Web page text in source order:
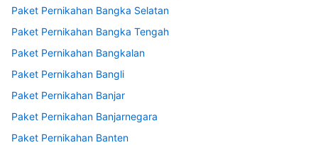
Paket Pernikahan Bangka Selatan
Paket Pernikahan Bangka Tengah
Paket Pernikahan Bangkalan
Paket Pernikahan Bangli
Paket Pernikahan Banjar
Paket Pernikahan Banjarnegara
Paket Pernikahan Banten